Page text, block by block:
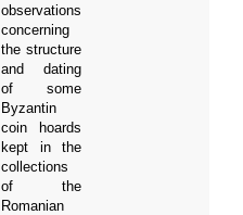
observations
concerning
the structure
and dating
of some
Byzantin
coin hoards
kept in the
collections
of the
Romanian